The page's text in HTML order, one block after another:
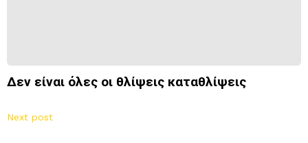
Δεν είναι όλες οι θλίψεις καταθλίψεις
Next post